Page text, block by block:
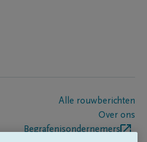
Alle rouwberichten
Over ons
Begrafenisondernemers